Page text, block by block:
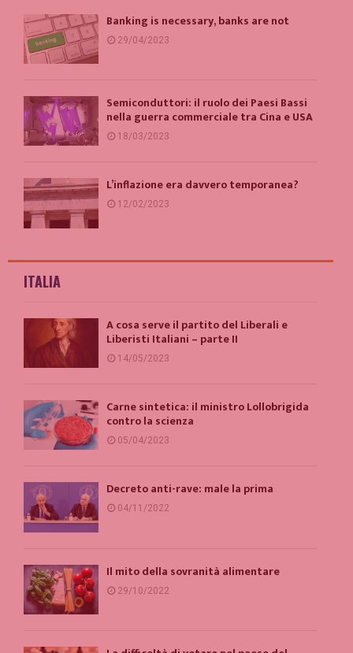
Banking is necessary, banks are not
29/04/2023
Semiconduttori: il ruolo dei Paesi Bassi
nella guerra commerciale tra Cina e USA
18/03/2023
L’inflazione era davvero temporanea?
12/02/2023
ITALIA
A cosa serve il partito del Liberali e
Liberisti Italiani – parte II
14/05/2023
Carne sintetica: il ministro Lollobrigida
contro la scienza
05/04/2023
Decreto anti-rave: male la prima
04/11/2022
Il mito della sovranità alimentare
29/10/2022